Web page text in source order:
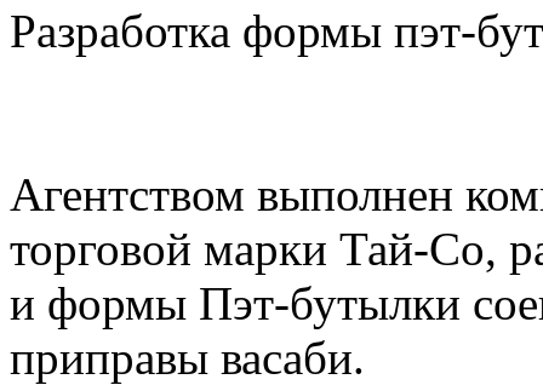
Разработка формы пэт-
Агентством выполнен
торговой марки Тай-Со,
и формы Пэт-бутылки
приправы васаби.